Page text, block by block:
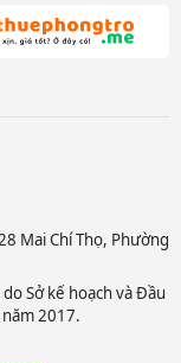
Mai Chí Thọ, Phường
Sở kế hoạch và Đầu
2017.